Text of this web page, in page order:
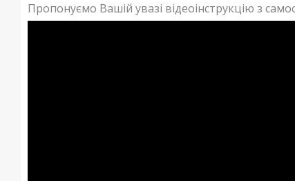
Пропонуємо Вашій увазі відеоінструкцію з